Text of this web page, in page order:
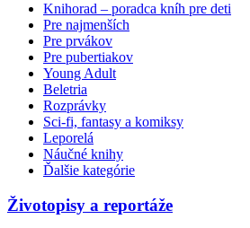
Knihorad – poradca kníh pre deti
Pre najmenších
Pre prvákov
Pre pubertiakov
Young Adult
Beletria
Rozprávky
Sci-fi, fantasy a komiksy
Leporelá
Náučné knihy
Ďalšie kategórie
Životopisy a reportáže